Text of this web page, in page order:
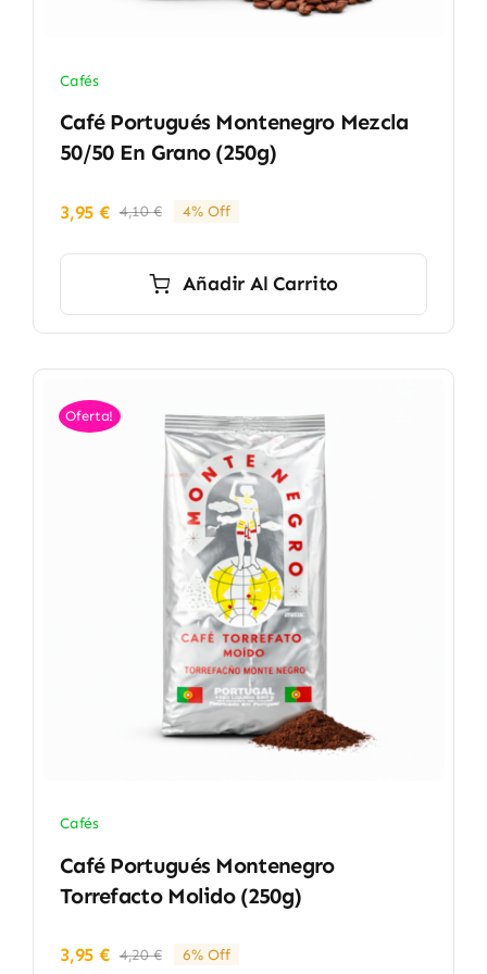
Cafés
Café Portugués Montenegro Mezcla
50/50 En Grano (250g)
4,10€El
era:
3,95€
El
es:
4% Off
Añadir Al Carrito
Oferta!
Cafés
Café Portugués Montenegro
Torrefacto Molido (250g)
4,20€El
3,95€
El
6% Off